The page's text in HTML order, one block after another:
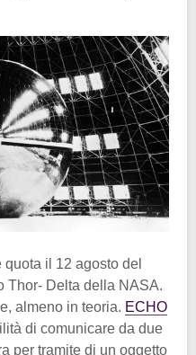
quota il 12 agosto del
Thor- Delta della NASA.
almeno in teoria. ECHO
di comunicare da due
per tramite di un oggetto